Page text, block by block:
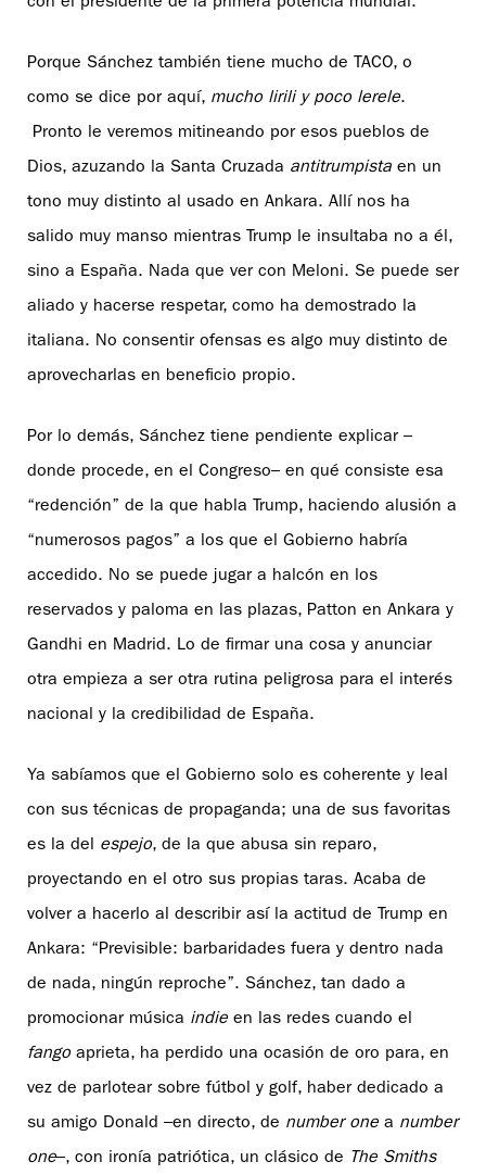
Porque Sánchez también tiene mucho de TACO, o
como se dice por aquí, mucho lirili y poco lerele.
Pronto le veremos mitineando por esos pueblos de
Dios, azuzando la Santa Cruzada antitrumpista en un
tono muy distinto al usado en Ankara. Allí nos ha
salido muy manso mientras Trump le insultaba no a él,
sino a España. Nada que ver con Meloni. Se puede ser
aliado y hacerse respetar, como ha demostrado la
italiana. No consentir ofensas es algo muy distinto de
aprovecharlas en beneficio propio.
Por lo demás, Sánchez tiene pendiente explicar –
donde procede, en el Congreso– en qué consiste esa
“redención” de la que habla Trump, haciendo alusión a
“numerosos pagos” a los que el Gobierno habría
accedido. No se puede jugar a halcón en los
reservados y paloma en las plazas, Patton en Ankara y
Gandhi en Madrid. Lo de firmar una cosa y anunciar
otra empieza a ser otra rutina peligrosa para el interés
nacional y la credibilidad de España.
Ya sabíamos que el Gobierno solo es coherente y leal
con sus técnicas de propaganda; una de sus favoritas
es la del espejo, de la que abusa sin reparo,
proyectando en el otro sus propias taras. Acaba de
volver a hacerlo al describir así la actitud de Trump en
Ankara: “Previsible: barbaridades fuera y dentro nada
de nada, ningún reproche”. Sánchez, tan dado a
promocionar música indieen las redes cuando el
fangoaprieta, ha perdido una ocasión de oro para, en
vez de parlotear sobre fútbol y golf, haber dedicado a
su amigo Donald –en directo, de number onea number
one–, con ironía patriótica, un clásico de The Smiths